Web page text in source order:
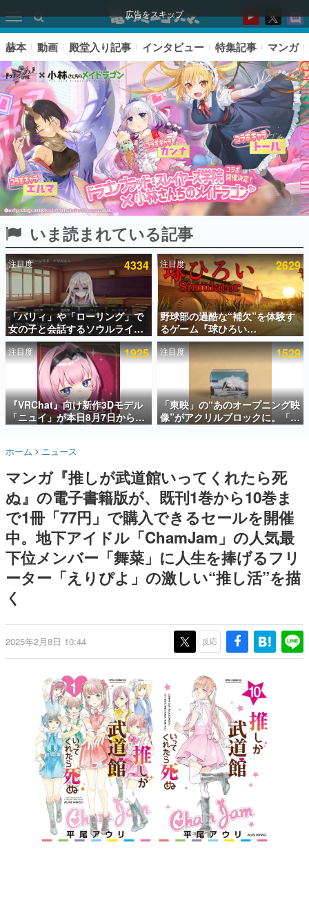
広告をスキップ
ピックアップ
電ファミのいま読まれている記事ランキング
アプリセール情報
インタビュー
連載・特集一覧
殿堂入り記事
SNS拡散数が数千以上！ ページビュー数万以上！ などな
ど。多くの人々に読まれた、電ファミ渾身の“殿堂入り”記
事をまとめました。
名作ゲームクリエイターの方々に製作時のエピソードをお
きます。
赫本
この物語を解いてはいけない。『赫本』は、〈試験問題〉
の形をした短編ホラー小説集です。
新世代に訊く
これからのデジタルゲーム市場を担う若きクリエイター達
の姿を追い、彼らのルーツと情熱を探っていきます。
日本のコンテンツ産業やカルチャーに与えた影響を探る企
画です。
日本のモバイルゲーム史における主要なトピック・タイト
ルを網羅するほか、開発者へのインタビューや識者による
解説を掲載。約20年の歴史が一望できる決定版！
若ゲのいたり〜ゲームクリエイターの青春〜
『うつヌケ』『ペンと箸』等で知られるマンガ家・田中圭
一先生によるゲーム業界レポートマンガです。
なんでゲームは面白い？
ゲーム開発者・hamatsu氏がゲームの魅力を画面や操作の
具体的な形から解き明かしていく、硬派で骨太な評論連載
です。
ゲームが変えた日本語
「経験値」「裏技」「ラスボス」… ゲームにまつわる言葉
赫本 動画 殿堂入り記事 インタビュー 特集記事 マンガ
いま読まれている記事
注目度 4334
「パリィ」や「ローリング」で
女の子と会話するソウルライク
恋愛ゲーム『小早川さんはソウ
ルライク』無料公開。返事に失
敗すると「YOU DIED」
注目度 2629
野球部の過酷な“補欠”を体験す
るゲーム『球ひろい
Simulator』が「1件」のウィッ
シュリストをもとにチェコ語に
対応しSNSで話題に。『キング
ダム・カム』開発元やチェコの
プロ野球選手から称賛の声
注目度 1925
『VRChat』向け新作3Dモデル
「ニュイ」が本日8月7日から
BOOTHにて発売。瞳に光る星
わいい
注目度 1529
「東映」の“あのオープニング映
像”がアクリルブロックに。「東
映ヒストリカル グッズコレクシ
ホーム ニュース
マンガ『推しが武道館いってくれたら死
ぬ』の電子書籍版が、既刊1巻から10巻ま
で1冊「77円」で購入できるセールを開催
中。地下アイドル「ChamJam」の人気最
下位メンバー「舞菜」に人生を捧げるフリ
ーター「えりぴよ」の激しい“推し活”を描
く
2025年2月8日 10:44 反応